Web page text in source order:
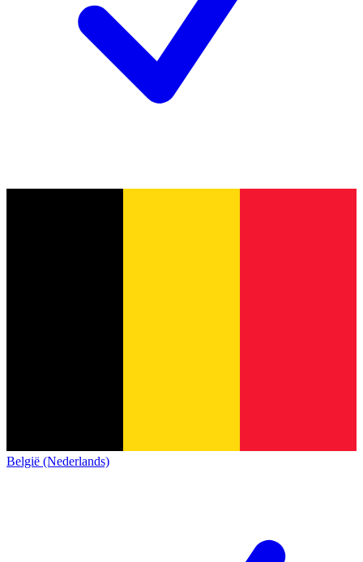
België (Nederlands)